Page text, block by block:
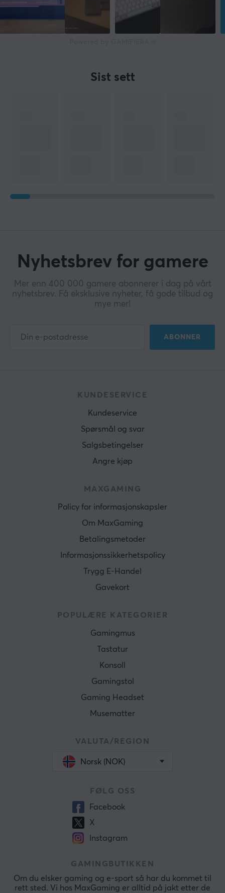
Sist sett
Nyhetsbrev for gamere
Mer enn 400 000 gamere abonnerer i dag på vårt
nyhetsbrev. Få eksklusive nyheter, få gode tilbud og
mye mer!
ABONNER
KUNDESERVICE
Kundeservice
Spørsmål og svar
Salgsbetingelser
Angre kjøp
MAXGAMING
Policy for informasjonskapsler
Om MaxGaming
Betalingsmetoder
Informasjonssikkerhetspolicy
Trygg E-Handel
Gavekort
POPULÆRE KATEGORIER
Gamingmus
Tastatur
Konsoll
Gamingstol
Gaming Headset
Musematter
VALUTA/REGION
Norsk (NOK)
FØLG OSS
Facebook
X
Instagram
GAMINGBUTIKKEN
Om du elsker gaming og e-sport så har du kommet til
rett sted. Vi hos MaxGaming er alltid på jakt etter de